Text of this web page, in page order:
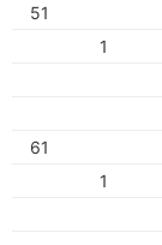
51
1
61
1